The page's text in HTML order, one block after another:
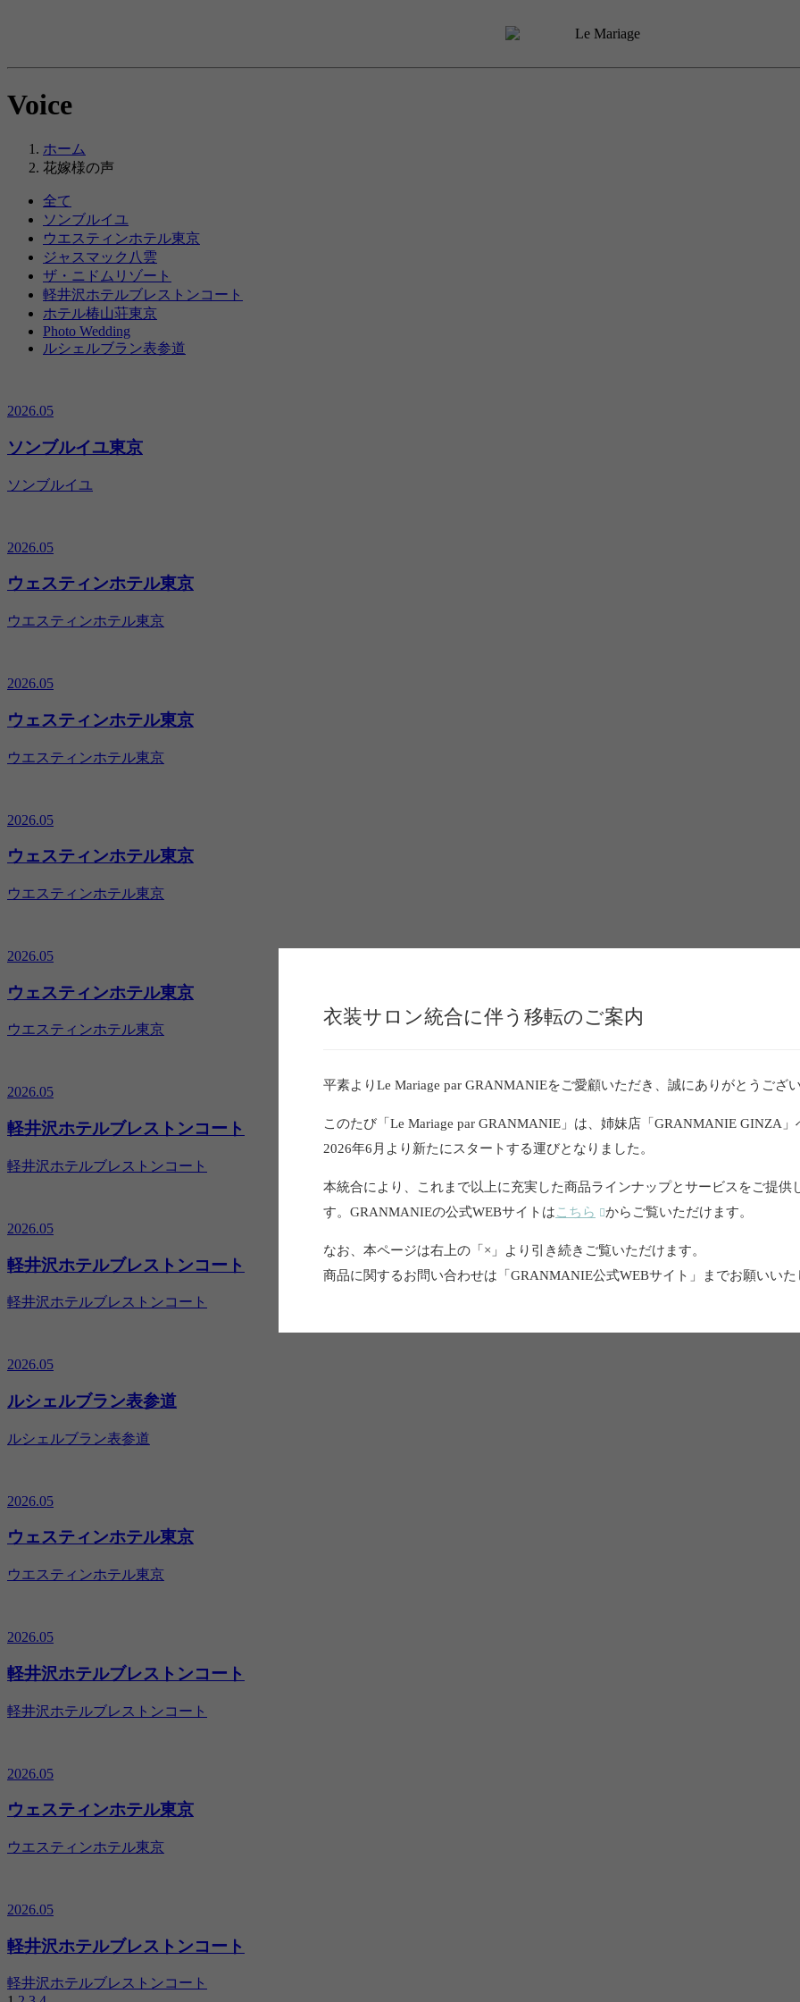
Voice
ホーム
花嫁様の声
全て
ソンブルイユ
ウエスティンホテル東京
ジャスマック八雲
ザ・ニドムリゾート
軽井沢ホテルブレストンコート
ホテル椿山荘東京
Photo Wedding
ルシェルブラン表参道
2026.05
ソンブルイユ東京
ソンブルイユ
2026.05
ウェスティンホテル東京
ウエスティンホテル東京
2026.05
ウェスティンホテル東京
ウエスティンホテル東京
2026.05
ウェスティンホテル東京
ウエスティンホテル東京
2026.05
ウェスティンホテル東京
ウエスティンホテル東京
2026.05
軽井沢ホテルブレストンコート
軽井沢ホテルブレストンコート
2026.05
軽井沢ホテルブレストンコート
軽井沢ホテルブレストンコート
2026.05
ルシェルブラン表参道
ルシェルブラン表参道
2026.05
ウェスティンホテル東京
ウエスティンホテル東京
2026.05
軽井沢ホテルブレストンコート
軽井沢ホテルブレストンコート
2026.05
ウェスティンホテル東京
ウエスティンホテル東京
2026.05
軽井沢ホテルブレストンコート
軽井沢ホテルブレストンコート
衣装サロン統合に伴う移転のご案内
平素よりLe Mariage par GRANMANIEをご愛顧いただき、誠にありがとうござい
このたび「Le Mariage par GRANMANIE」は、姉妹店「GRANMANIE GINZA」
2026年6月より新たにスタートする運びとなりました。
本統合により、これまで以上に充実した商品ラインナップとサービスをご提供
す。GRANMANIEの公式WEBサイトはこちら からご覧いただけます。
なお、本ページは右上の「×」より引き続きご覧いただけます。
商品に関するお問い合わせは「GRANMANIE公式WEBサイト」までお願いいた